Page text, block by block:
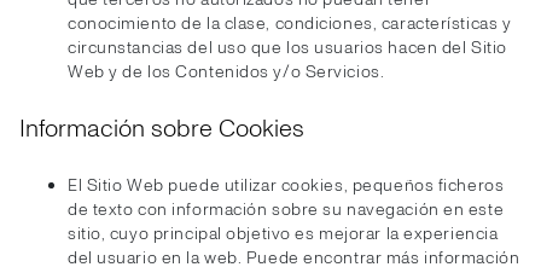
conocimiento de la clase, condiciones, características y
circunstancias del uso que los usuarios hacen del Sitio
Web y de los Contenidos y/o Servicios.
Información sobre Cookies
El Sitio Web puede utilizar cookies, pequeños ficheros
de texto con información sobre su navegación en este
sitio, cuyo principal objetivo es mejorar la experiencia
del usuario en la web. Puede encontrar más información